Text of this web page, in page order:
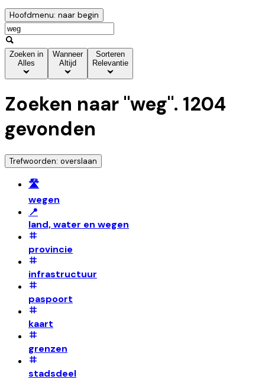
Hoofdmenu: naar begin
Zoeken in
Alles
Wanneer
Altijd
Sorteren
Relevantie
Zoeken naar "weg". 1204
gevonden
Trefwoorden: overslaan
🛣️
wegen
📍
land, water en wegen
provincie
infrastructuur
paspoort
kaart
grenzen
stadsdeel